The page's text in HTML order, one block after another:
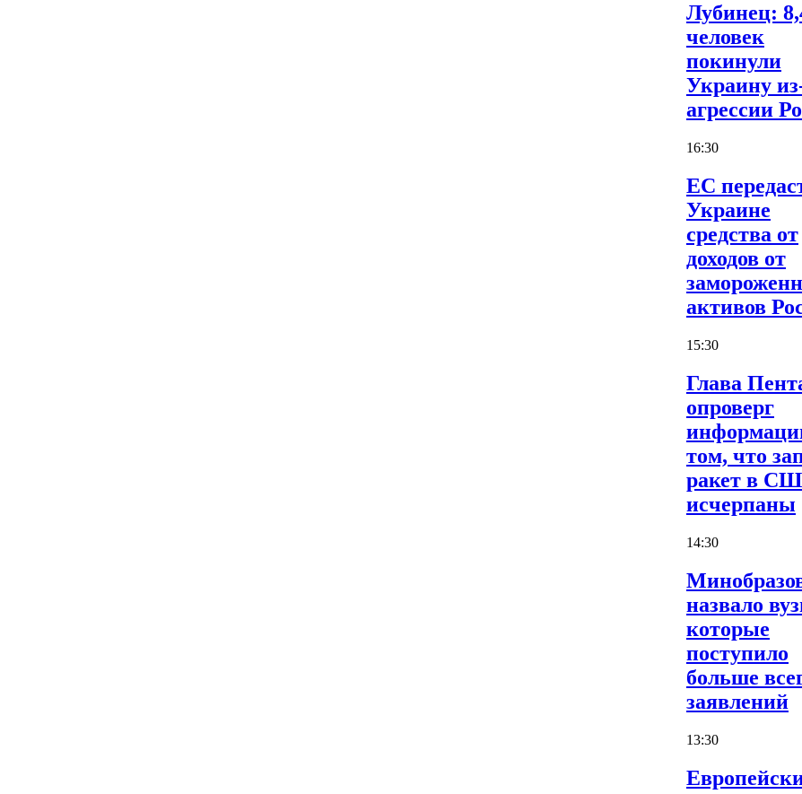
Лубинец:
человек
покинули
Украину
агрессии
16:30
ЕС
Украине
средства от
доходов от
активов
15:30
Глава
опроверг
том, что
ракет в
исчерпаны
14:30
назвало
которые
поступило
больше
заявлений
13:30